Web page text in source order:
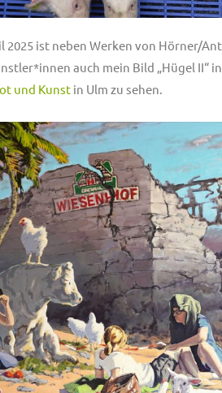
2025 ist neben Werken von Hörner/
auch mein Bild „Hügel II“
und Kunst in Ulm zu sehen.